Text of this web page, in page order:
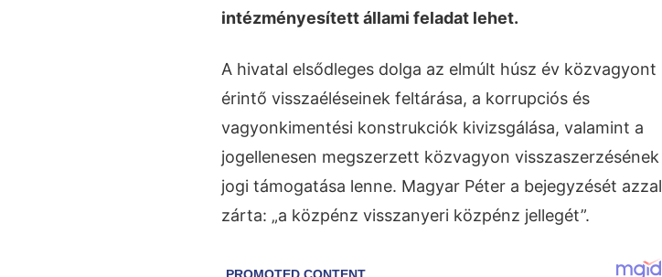
intézményesített állami feladat lehet.
A hivatal elsődleges dolga az elmúlt húsz év közvagyont
érintő visszaéléseinek feltárása, a korrupciós és
vagyonkimentési konstrukciók kivizsgálása, valamint a
jogellenesen megszerzett közvagyon visszaszerzésének
jogi támogatása lenne. Magyar Péter a bejegyzését azzal
zárta: „a közpénz visszanyeri közpénz jellegét”.